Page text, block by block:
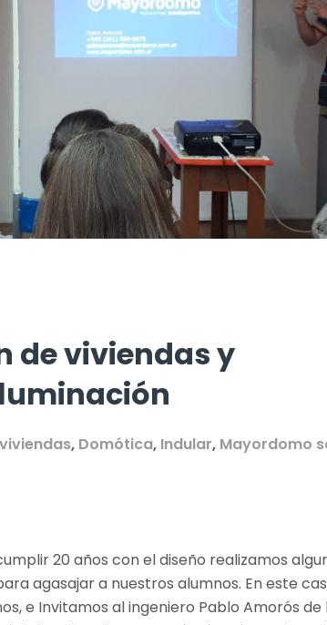
de viviendas y
, Domótica, Indular, Mayordomo
20 años con el diseño realizamos
agasajar a nuestros alumnos. En este
e Invitamos al ingeniero Pablo Amorós de